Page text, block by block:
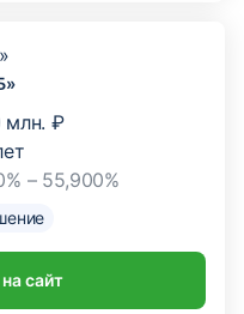
млн. ₽
– 55,900%
сайт